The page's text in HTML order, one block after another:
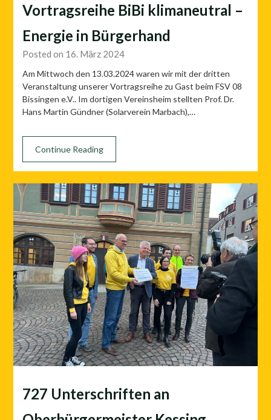
Vortragsreihe BiBi klimaneutral –
Energie in Bürgerhand
Posted on 16. März 2024
Am Mittwoch den 13.03.2024 waren wir mit der dritten
Veranstaltung unserer Vortragsreihe zu Gast beim FSV 08
Bissingen e.V.. Im dortigen Vereinsheim stellten Prof. Dr.
Hans Martin Gündner (Solarverein Marbach),…
Continue Reading
727 Unterschriften an